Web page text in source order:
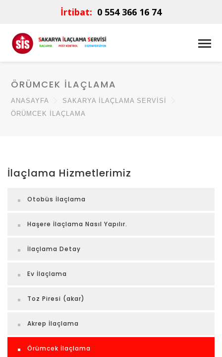
İrtibat: 0 554 366 16 74
ÖRÜMCEK İLAÇLAMA
ANASAYFA
SAKARYA İLAÇLAMA SERVISI
ÖRÜMCEK İLAÇLAMA
İlaçlama Hizmetlerimiz
Otobüs İlaçlama
Haşere İlaçlama Nasıl Yapılır.
İlaçlama Detay
Ev İlaçlama
Toz Piresi (akar)
Akrep İlaçlama
Örümcek İlaçlama